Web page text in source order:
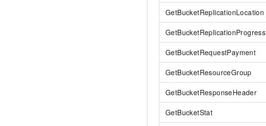
GetBucketReplicationLocation
GetBucketReplicationProgress
GetBucketRequestPayment
GetBucketResourceGroup
GetBucketResponseHeader
GetBucketStat